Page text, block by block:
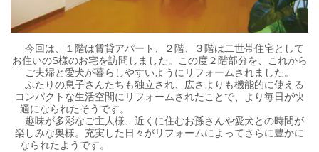
今回は、１階は賃貸アパート、２階、３階は二世帯住宅として
お住いのS様のお宅を訪問しました。この度２階部分を、これから
ご夫婦と愛犬が暮らしやすいようにリフォームされました。
ふたりの息子さんたちも独立され、広さよりも機能的に使える
コンパクトな生活空間にリフォームされたことで、より毎日が快
適になられたそうです。
趣味が多彩なご主人様、近くに住むお孫さんや愛犬との時間が
楽しみな奥様。充実した日々がリフォームによってさらに豊かに
なられたようです。